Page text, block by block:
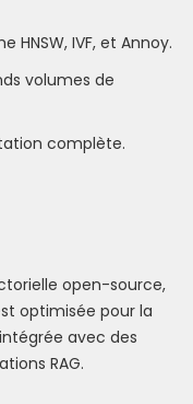
IVF, et Annoy.
volumes de
complète.
open-source,
optimisée pour la
avec des
RAG.